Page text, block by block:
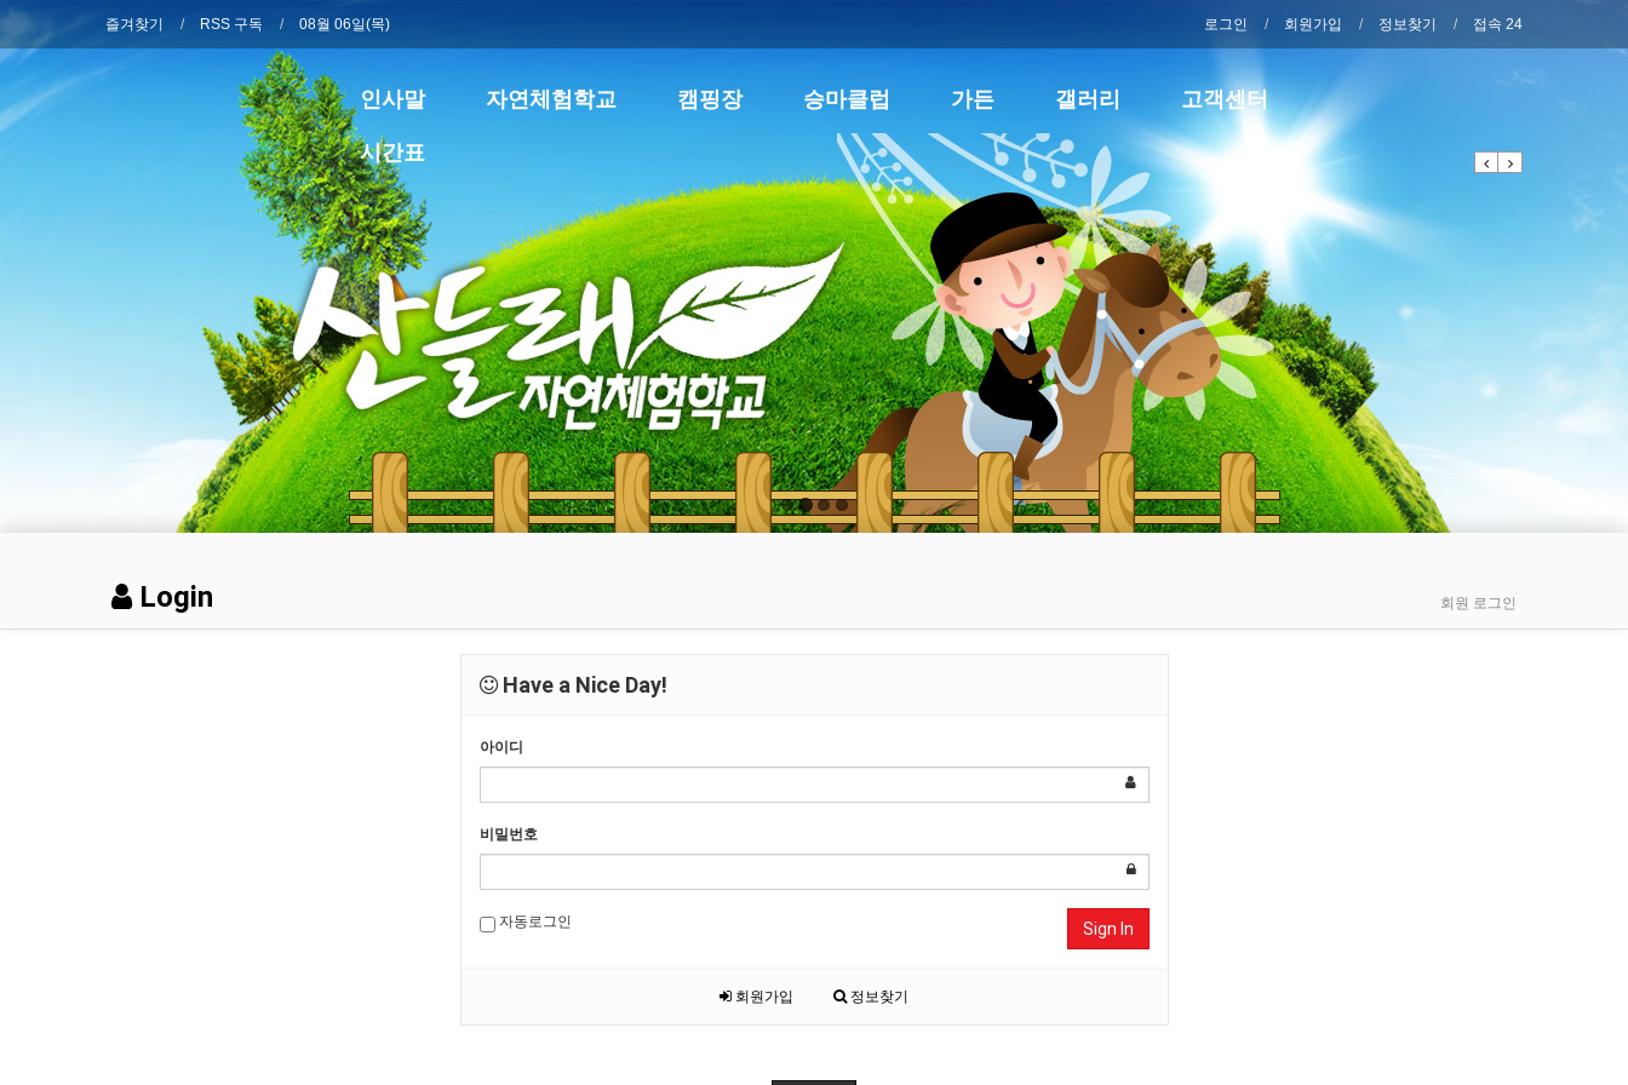
즐겨찾기 RSS 구독 08월 06일(목) 로그인 회원가입 정보찾기 접속 24
인사말 자연체험학교 캠핑장 승마클럽 가든 갤러리 고객센터
시간표 Previous
Next
Login 회원 로그인
Have a Nice Day!
아이디
비밀번호
자동로그인 Sign In
회원가입 정보찾기